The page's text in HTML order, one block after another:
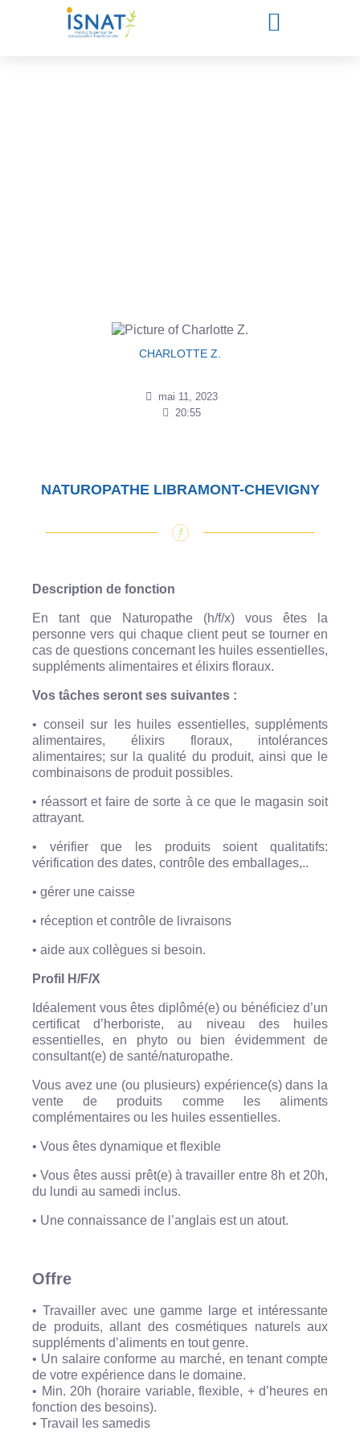
CHARLOTTE Z.
mai 11, 2023
20:55
NATUROPATHE LIBRAMONT-CHEVIGNY
Description de fonction
En tant que Naturopathe (h/f/x) vous êtes la
personne vers qui chaque client peut se tourner en
cas de questions concernant les huiles essentielles,
suppléments alimentaires et élixirs floraux.
Vos tâches seront ses suivantes :
• conseil sur les huiles essentielles, suppléments
alimentaires, élixirs floraux, intolérances
alimentaires; sur la qualité du produit, ainsi que le
combinaisons de produit possibles.
• réassort et faire de sorte à ce que le magasin soit
attrayant.
• vérifier que les produits soient qualitatifs:
vérification des dates, contrôle des emballages,..
• gérer une caisse
• réception et contrôle de livraisons
• aide aux collègues si besoin.
Profil H/F/X
Idéalement vous êtes diplômé(e) ou bénéficiez d’un
certificat d’herboriste, au niveau des huiles
essentielles, en phyto ou bien évidemment de
consultant(e) de santé/naturopathe.
Vous avez une (ou plusieurs) expérience(s) dans la
vente de produits comme les aliments
complémentaires ou les huiles essentielles.
• Vous êtes dynamique et flexible
• Vous êtes aussi prêt(e) à travailler entre 8h et 20h,
du lundi au samedi inclus.
• Une connaissance de l’anglais est un atout.
Offre
• Travailler avec une gamme large et intéressante
de produits, allant des cosmétiques naturels aux
suppléments d’aliments en tout genre.
• Un salaire conforme au marché, en tenant compte
de votre expérience dans le domaine.
• Min. 20h (horaire variable, flexible, + d’heures en
fonction des besoins).
• Travail les samedis